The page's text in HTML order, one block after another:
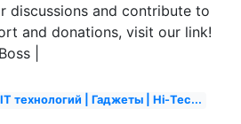
discussions and contribute to
and donations, visit our link!
|
технологий | Гаджеты | Hi-Tec...